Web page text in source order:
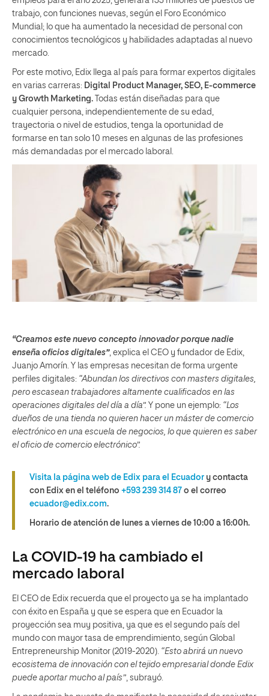
trabajo, con funciones nuevas, según el Foro Económico
Mundial; lo que ha aumentado la necesidad de personal con
conocimientos tecnológicos y habilidades adaptadas al nuevo
mercado.
Por este motivo, Edix llega al país para formar expertos digitales
en varias carreras: Digital Product Manager, SEO, E-commerce
y Growth Marketing. Todas están diseñadas para que
cualquier persona, independientemente de su edad,
trayectoria o nivel de estudios, tenga la oportunidad de
formarse en tan solo 10 meses en algunas de las profesiones
más demandadas por el mercado laboral.
“Creamos este nuevo concepto innovador porque nadie
enseña oficios digitales”, explica el CEO y fundador de Edix,
Juanjo Amorín. Y las empresas necesitan de forma urgente
perfiles digitales: “Abundan los directivos con masters digitales,
pero escasean trabajadores altamente cualificados en las
operaciones digitales del día a día”. Y pone un ejemplo: “Los
dueños de una tienda no quieren hacer un máster de comercio
electrónico en una escuela de negocios, lo que quieren es saber
el oficio de comercio electrónico”.
Visita la página web de Edix para el Ecuador y contacta
con Edix en el teléfono +593 239 314 87 o el correo
ecuador@edix.com.
Horario de atención de lunes a viernes de 10:00 a 16:00h.
La COVID-19 ha cambiado el
mercado laboral
El CEO de Edix recuerda que el proyecto ya se ha implantado
con éxito en España y que se espera que en Ecuador la
proyección sea muy positiva, ya que es el segundo país del
mundo con mayor tasa de emprendimiento, según Global
Entrepreneurship Monitor (2019-2020). “Esto abrirá un nuevo
ecosistema de innovación con el tejido empresarial donde Edix
puede aportar mucho al país”, subrayó.